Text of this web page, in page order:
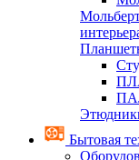
Бытовая